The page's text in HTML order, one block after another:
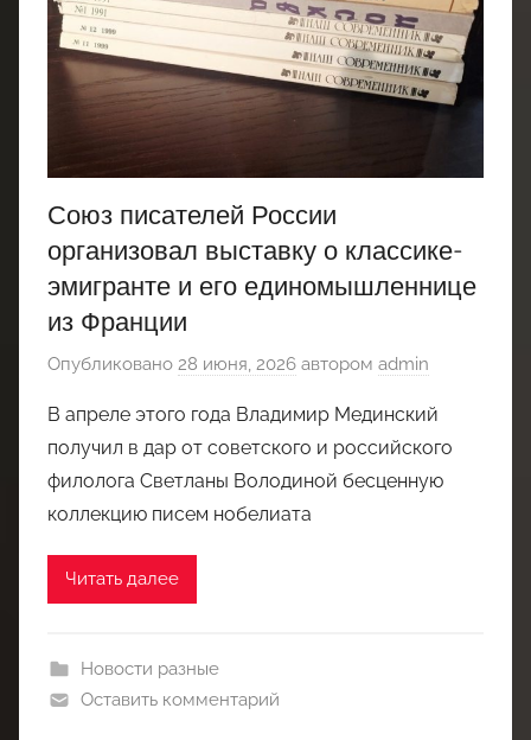
Союз писателей России
организовал выставку о классике-
эмигранте и его единомышленнице
из Франции
Опубликовано 28 июня, 2026 автором admin
В апреле этого года Владимир Мединский
получил в дар от советского и российского
филолога Светланы Володиной бесценную
коллекцию писем нобелиата
Читать далее
Новости разные
Оставить комментарий